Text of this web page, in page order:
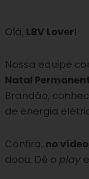
Olá, LBV Lover!
Nossa equipe
Natal
Brandão,
de energia
Confira, no
doou. Dê o play